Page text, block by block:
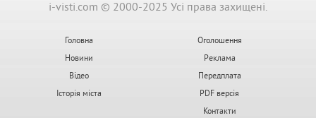
i-visti.com © 2000-2025 Усі права захищені.
Головна
Новини
Відео
Історія міста
Оголошення
Реклама
Передплата
PDF версія
Контакти